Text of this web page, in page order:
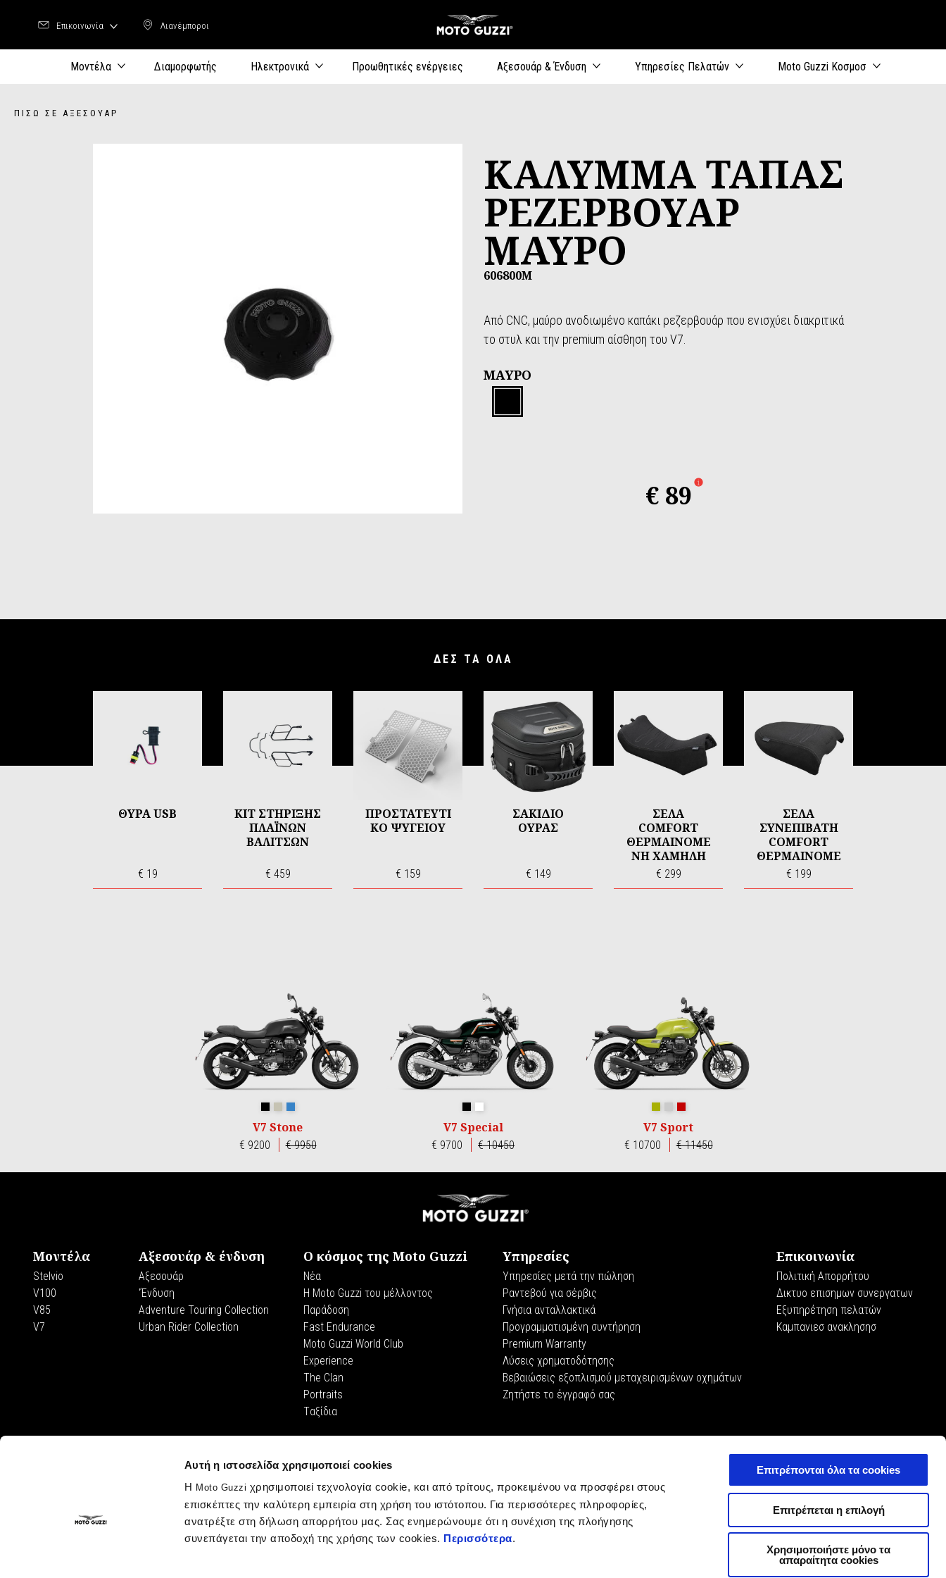
Αυτή η ιστοσελίδα χρησιμοποιεί cookies
Η Moto Guzzi χρησιμοποιεί τεχνολογία cookie, και από τρίτους, προκειμένου να προσφέρει στους
επισκέπτες την καλύτερη εμπειρία στη χρήση του ιστότοπου. Για περισσότερες πληροφορίες,
ανατρέξτε στη δήλωση απορρήτου μας. Σας ενημερώνουμε ότι η συνέχιση της πλοήγησης
συνεπάγεται την αποδοχή της χρήσης των cookies. Περισσότερα.
Επιτρέπονται όλα τα cookies
Επιτρέπεται η επιλογή
Χρησιμοποιήστε μόνο τα
απαραίτητα cookies
Λιανέμποροι
Λιανέμποροι
Επικοινωνία
Μοντέλα Διαμορφωτής Ηλεκτρονικά Προωθητικές ενέργειες Αξεσουάρ & Ένδυση Υπηρεσίες Πελατών Moto Guzzi Κοσμοσ
ΠΊΣΩ ΣΕ ΑΞΕΣΟΥΆΡ
ΚΑΛΥΜΜΑ ΤΑΠΑΣ
ΡΕΖΕΡΒΟΥΑΡ
ΜΑΥΡΟ
606800M
Από CNC, μαύρο ανοδιωμένο καπάκι ρεζερβουάρ που ενισχύει διακριτικά
το στυλ και την premium αίσθηση του V7.
ΜΑΎΡΟ
Μαύρο
€ 89
ΔΕΣ ΤΑ ΌΛΑ
ΘΥΡΑ USB
€ 19
ΚΙΤ ΣΤΗΡΙΞΗΣ
ΠΛΑΪΝΩΝ
ΒΑΛΙΤΣΩΝ
€ 459
ΠΡΟΣΤΑΤΕΥΤΙ
ΚΟ ΨΥΓΕΙΟΥ
€ 159
ΣΑΚΙΔΙΟ
ΟΥΡΑΣ
€ 149
ΣΕΛΑ
COMFORT
ΘΕΡΜΑΙΝΟΜΕ
ΝΗ ΧΑΜΗΛΗ
€ 299
ΣΕΛΑ
ΣΥΝΕΠΙΒΑΤΗ
COMFORT
ΘΕΡΜΑΙΝΟΜΕ
ΝΗ
€ 199
Item
V7 Stone
€ 9200 € 9950
V7 Special
€ 9700 € 10450
V7 Sport
€ 10700 € 11450
Μοντέλα
Stelvio
V100
V85
V7
Αξεσουάρ & ένδυση
Αξεσουάρ
'Ένδυση
Adventure Touring Collection
Urban Rider Collection
Ο κόσμος της Moto Guzzi
Νέα
H Moto Guzzi του μέλλοντος
Παράδοση
Fast Endurance
Moto Guzzi World Club
Experience
The Clan
Portraits
Tαξίδια
Υπηρεσίες
Υπηρεσίες μετά την πώληση
Ραντεβού για σέρβις
Γνήσια ανταλλακτικά
Προγραμματισμένη συντήρηση
Premium Warranty
Λύσεις χρηματοδότησης
Βεβαιώσεις εξοπλισμού μεταχειρισμένων οχημάτων
Ζητήστε το έγγραφό σας
Επικοινωνία
Πολιτική Απορρήτου
Δικτυο επισημων συνεργατων
Εξυπηρέτηση πελατών
Kαμπανιεσ ανακλησησ
Wide Magazine
Piaggio Group
Μουσείο Moto Guzzi
Accessibility